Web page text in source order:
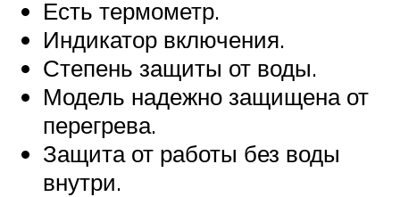
Есть термометр.
Индикатор включения.
Степень защиты от воды.
Модель надежно защищена от
перегрева.
Защита от работы без воды
внутри.